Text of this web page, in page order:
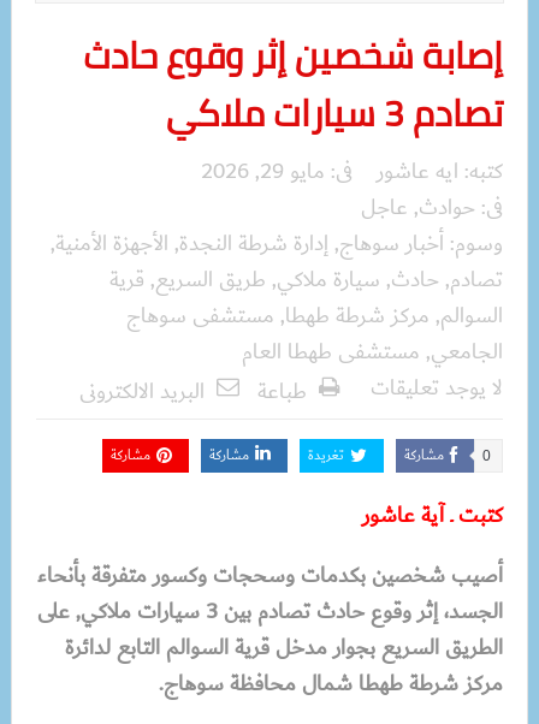
إصابة شخصين إثر وقوع حادث
تصادم 3 سيارات ملاكي
كتبه: ايه عاشور فى: مايو 29, 2026
فى: حوادث, عاجل
وسوم:أخبار سوهاج,إدارة شرطة النجدة, الأجهزة الأمنية,
تصادم, حادث, سيارة ملاكي, طريق السريع, قرية
السوالم, مركز شرطة طهطا, مستشفى سوهاج
الجامعي, مستشفى طهطا العام
لا يوجد تعليقات
طباعة البريد الالكترونى
مشاركة 0 تغريدة مشاركة مشاركة
كتبت ـ آية عاشور
أصيب شخصين بكدمات وسحجات وكسور متفرقة بأنحاء
الجسد، إثر وقوع حادث تصادم بين 3 سيارات ملاكي, على
الطريق السريع بجوار مدخل قرية السوالم التابع لدائرة
مركز شرطة طهطا شمال محافظة سوهاج.